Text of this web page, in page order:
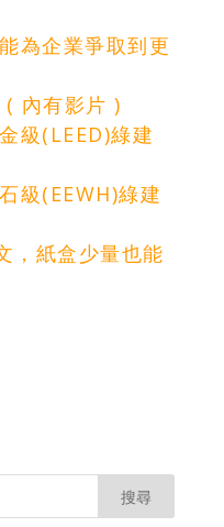
為企業爭取到更
內有影片 )
級(LEED)綠建
級(EEWH)綠建
，紙盒少量也能